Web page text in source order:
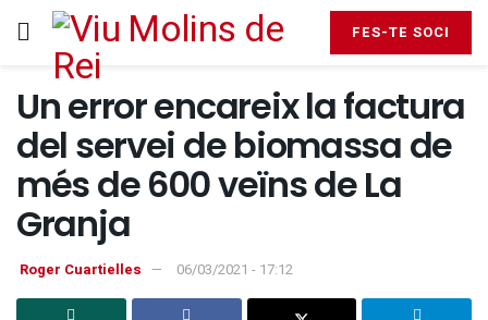
FES-TE SOCI
Un error encareix la factura
del servei de biomassa de
més de 600 veïns de La
Granja
Roger Cuartielles 06/03/2021 - 17:12